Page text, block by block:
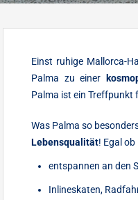
Einst ruhige Mallorca-
Palma zu einer
Palma ist ein Treffpunkt
Was Palma so
Lebensqualität! Egal ob
entspannen an den
Inlineskaten,